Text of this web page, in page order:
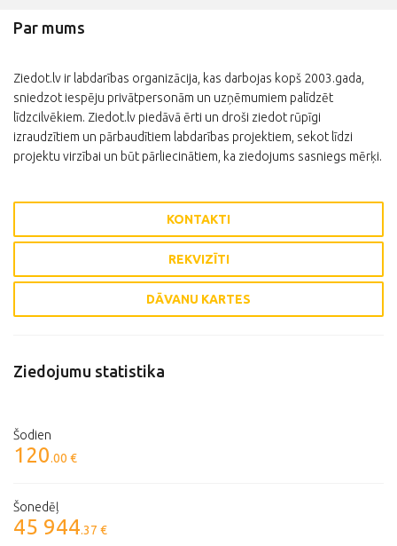
Par mums
Ziedot.lv ir labdarības organizācija, kas darbojas kopš 2003.gada,
sniedzot iespēju privātpersonām un uzņēmumiem palīdzēt
līdzcilvēkiem. Ziedot.lv piedāvā ērti un droši ziedot rūpīgi
izraudzītiem un pārbaudītiem labdarības projektiem, sekot līdzi
projektu virzībai un būt pārliecinātiem, ka ziedojums sasniegs mērķi.
KONTAKTI
REKVIZĪTI
DĀVANU KARTES
Ziedojumu statistika
Šodien
120.00 €
Šonedēļ
45 944.37 €